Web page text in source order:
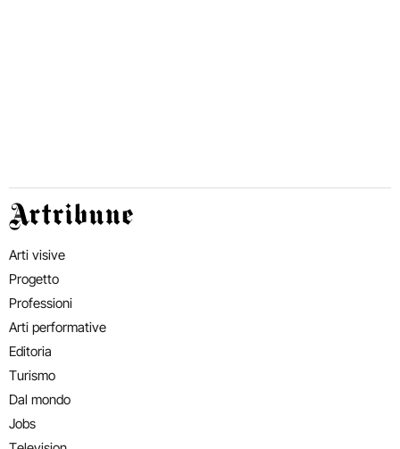
Artribune
Arti visive
Progetto
Professioni
Arti performative
Editoria
Turismo
Dal mondo
Jobs